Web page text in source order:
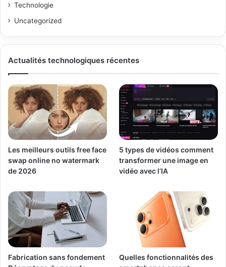
Technologie
Uncategorized
Actualités technologiques récentes
Les meilleurs outils free face
swap online no watermark
de 2026
5 types de vidéos comment
transformer une image en
vidéo avec l’IA
Fabrication sans fondement
Quelles fonctionnalités des